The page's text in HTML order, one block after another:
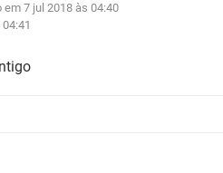
em 7 jul 2018 às 04:40